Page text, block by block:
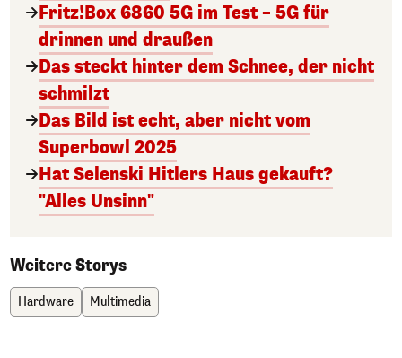
Fritz!Box 6860 5G im Test – 5G für
drinnen und draußen
Das steckt hinter dem Schnee, der nicht
schmilzt
Das Bild ist echt, aber nicht vom
Superbowl 2025
Hat Selenski Hitlers Haus gekauft?
"Alles Unsinn"
Weitere Storys
Hardware Multimedia